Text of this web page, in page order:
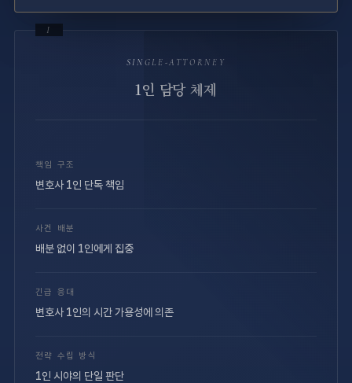
I
SINGLE-ATTORNEY
1인 담당 체제
책임 구조
변호사 1인 단독 책임
사건 배분
배분 없이 1인에게 집중
긴급 응대
변호사 1인의 시간 가용성에 의존
전략 수립 방식
1인 시야의 단일 판단